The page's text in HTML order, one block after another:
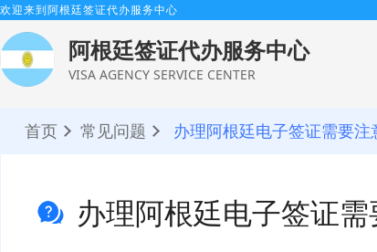
欢迎来到阿根廷签证代办服务中心
阿根廷签证代办服务中心
VISA AGENCY SERVICE CENTER
首页 常见问题 办理阿根廷电子签证需要注
办理阿根廷电子签证需